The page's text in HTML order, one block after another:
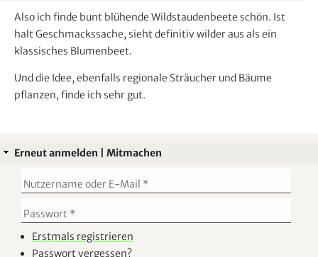
Also ich finde bunt blühende Wildstaudenbeete schön. Ist
halt Geschmackssache, sieht definitiv wilder aus als ein
klassisches Blumenbeet.
Und die Idee, ebenfalls regionale Sträucher und Bäume
pflanzen, finde ich sehr gut.
Erneut anmelden | Mitmachen
Erstmals registrieren
Passwort vergessen?